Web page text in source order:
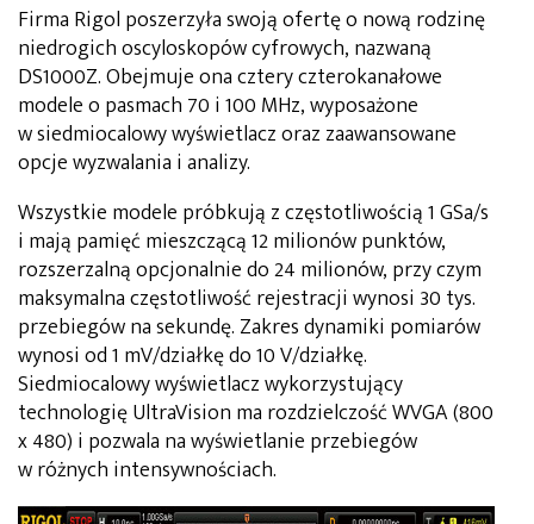
Firma Rigol poszerzyła swoją ofertę o nową rodzinę
niedrogich oscyloskopów cyfrowych, nazwaną
DS1000Z. Obejmuje ona cztery czterokanałowe
modele o pasmach 70 i 100 MHz, wyposażone
w siedmiocalowy wyświetlacz oraz zaawansowane
opcje wyzwalania i analizy.
Wszystkie modele próbkują z częstotliwością 1 GSa/s
i mają pamięć mieszczącą 12 milionów punktów,
rozszerzalną opcjonalnie do 24 milionów, przy czym
maksymalna częstotliwość rejestracji wynosi 30 tys.
przebiegów na sekundę. Zakres dynamiki pomiarów
wynosi od 1 mV/działkę do 10 V/działkę.
Siedmiocalowy wyświetlacz wykorzystujący
technologię UltraVision ma rozdzielczość WVGA (800
x 480) i pozwala na wyświetlanie przebiegów
w różnych intensywnościach.